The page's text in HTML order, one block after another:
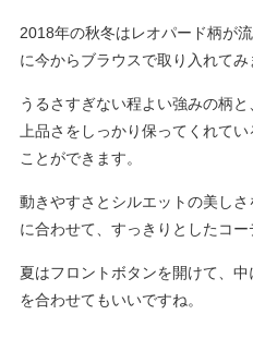
2018年の秋冬はレオパード柄が
に今からブラウスで取り入れてみ
うるさすぎない程よい強みの柄
上品さをしっかり保ってくれて
ことができます。
動きやすさとシルエットの美し
に合わせて、すっきりとしたコー
夏はフロントボタンを開けて、
を合わせてもいいですね。